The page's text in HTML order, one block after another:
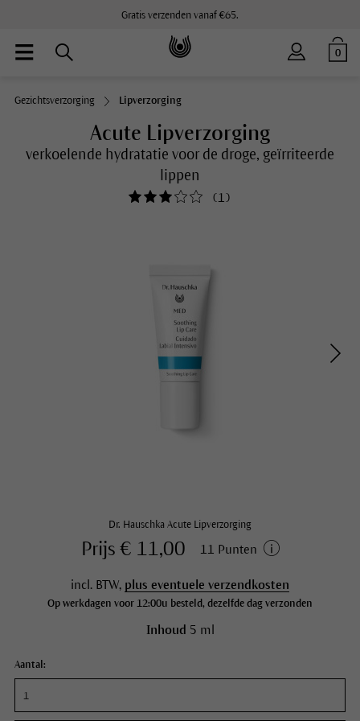
Gratis verzenden vanaf €65.
0
Gezichtsverzorging Lipverzorging
Acute Lipverzorging
verkoelende hydratatie voor de droge, geïrriteerde
lippen
(1)
Dr. Hauschka Acute Lipverzorging
Prijs € 11,00 11 Punten
incl. BTW, plus eventuele verzendkosten
Op werkdagen voor 12:00u besteld, dezelfde dag verzonden
Inhoud 5 ml
Aantal: